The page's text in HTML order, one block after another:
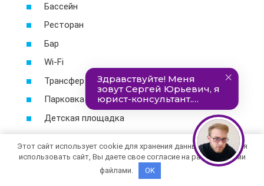
Бассейн
Ресторан
Бар
Wi-Fi
Трансфер
Парковка
Детская площадка
море (550 м)
Этот сайт использует cookie для хранения данных. Продолжая
использовать сайт, Вы даете свое согласие на работу с этими
файлами.
OK